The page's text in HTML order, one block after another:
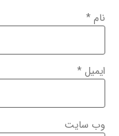
نام*
ایمیل*
وب‌ سایت